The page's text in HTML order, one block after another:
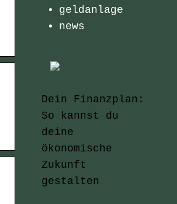
geldanlage
news
Dein Finanzplan:
So kannst du
deine
ökonomische
Zukunft
gestalten